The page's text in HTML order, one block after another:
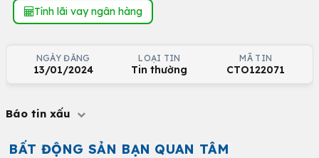
Tính lãi vay ngân hàng
NGÀY ĐĂNG
13/01/2024
LOẠI TIN
Tin thường
MÃ TIN
CTO122071
Báo tin xấu
BẤT ĐỘNG SẢN BẠN QUAN TÂM